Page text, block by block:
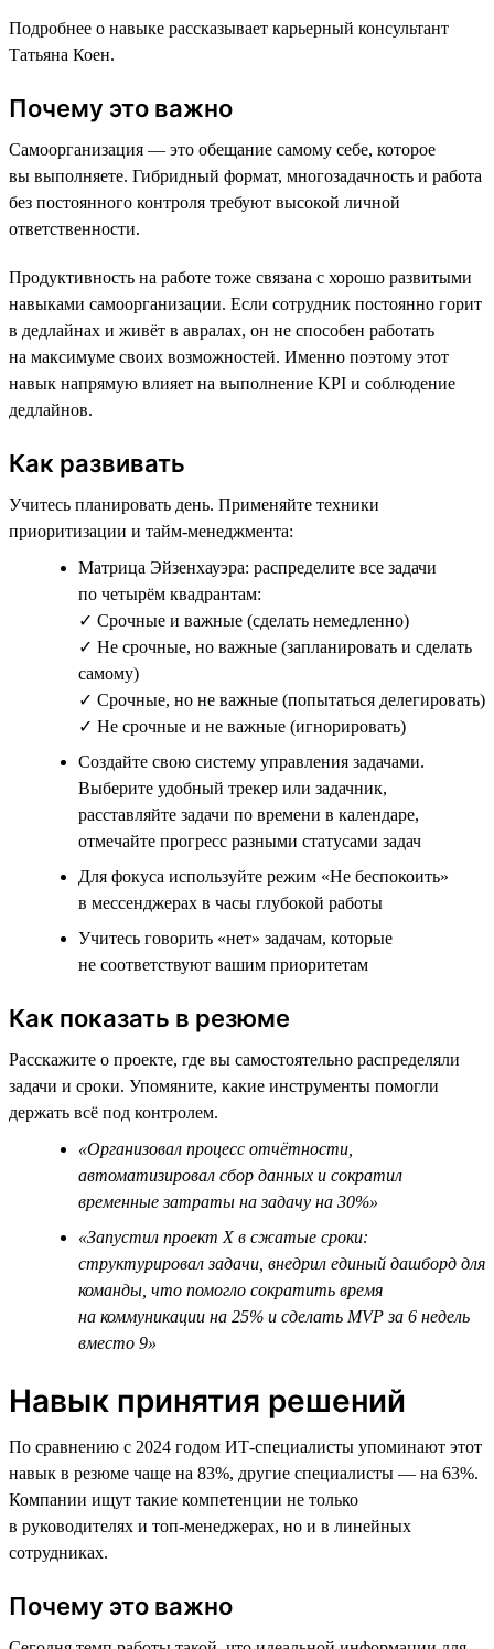
Подробнее о навыке рассказывает карьерный консультант
Татьяна Коен.
Почему это важно
Самоорганизация — это обещание самому себе, которое
вы выполняете. Гибридный формат, многозадачность и работа
без постоянного контроля требуют высокой личной
ответственности.
Продуктивность на работе тоже связана с хорошо развитыми
навыками самоорганизации. Если сотрудник постоянно горит
в дедлайнах и живёт в авралах, он не способен работать
на максимуме своих возможностей. Именно поэтому этот
навык напрямую влияет на выполнение KPI и соблюдение
дедлайнов.
Как развивать
Учитесь планировать день. Применяйте техники
приоритизации и тайм-менеджмента:
Матрица Эйзенхауэра: распределите все задачи
по четырём квадрантам:
✓ Срочные и важные (сделать немедленно)
✓ Не срочные, но важные (запланировать и сделать
самому)
✓ Срочные, но не важные (попытаться делегировать)
✓ Не срочные и не важные (игнорировать)
Создайте свою систему управления задачами.
Выберите удобный трекер или задачник,
расставляйте задачи по времени в календаре,
отмечайте прогресс разными статусами задач
Для фокуса используйте режим «Не беспокоить»
в мессенджерах в часы глубокой работы
Учитесь говорить «нет» задачам, которые
не соответствуют вашим приоритетам
Как показать в резюме
Расскажите о проекте, где вы самостоятельно распределяли
задачи и сроки. Упомяните, какие инструменты помогли
держать всё под контролем.
«Организовал процесс отчётности,
автоматизировал сбор данных и сократил
временные затраты на задачу на 30%»
«Запустил проект Х в сжатые сроки:
структурировал задачи, внедрил единый дашборд для
команды, что помогло сократить время
на коммуникации на 25% и сделать MVP за 6 недель
вместо 9»
Навык принятия решений
По сравнению с 2024 годом ИТ-специалисты упоминают этот
навык в резюме чаще на 83%, другие специалисты — на 63%.
Компании ищут такие компетенции не только
в руководителях и топ-менеджерах, но и в линейных
сотрудниках.
Почему это важно